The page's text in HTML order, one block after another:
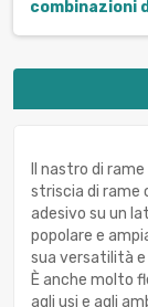
combinazioni
Il nastro di
striscia di rame
adesivo su un
popolare e
sua versatilità
È anche molto
agli usi e agli